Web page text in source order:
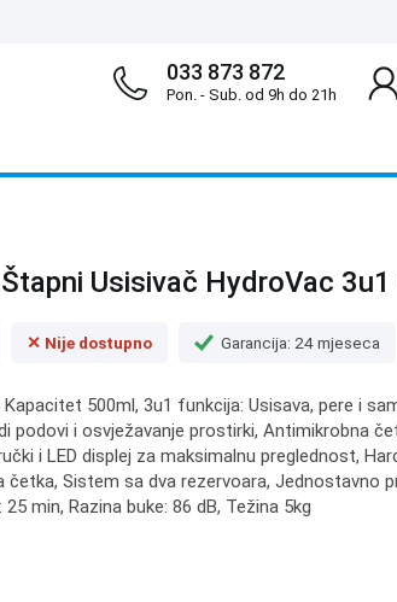
033 873 872
Pon. - Sub. od 9h do 21h
Usisivač HydroVac 3u1
✕ Nije dostupno Garancija: 24 mjeseca
Kapacitet 500ml, 3u1 funkcija: Usisava, pere i
podovi i osvježavanje prostirki, Antimikrobna
i LED displej za maksimalnu preglednost,
četka, Sistem sa dva rezervoara, Jednostavno
min, Razina buke: 86 dB, Težina 5kg